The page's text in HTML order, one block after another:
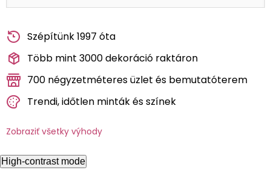
Szépítünk 1997 óta
Több mint 3000 dekoráció raktáron
700 négyzetméteres üzlet és bemutatóterem
Trendi, időtlen minták és színek
Zobraziť všetky výhody
High-contrast mode